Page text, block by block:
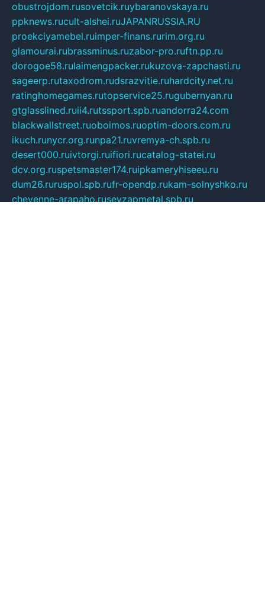
obustrojdom.rusovetcik.ruybaranovskaya.ru
ppknews.rucult-alshei.ruJAPANRUSSIA.RU
proekciyamebel.ruimper-finans.rurim.org.ru
glamourai.rubrassminus.ruzabor-pro.ruftn.pp.ru
dorogoe58.rulaimengpacker.rukuzova-zapchasti.ru
sageerp.rutaxodrom.rudsrazvitie.ruhardcity.net.ru
ratinghomegames.rutopservice25.rugubernyan.ru
gtglasslined.ruii4.rutssport.spb.ruandorra24.com
blackwallstreet.ruoboimos.ruoptim-doors.com.ru
ikuch.runycr.org.runpa21.ruvremya-ch.spb.ru
desert000.ruivtorgi.ruifiori.rucatalog-statei.ru
dcv.org.ruspetsmaster174.ruipkameryhiseeu.ru
dum26.ruruspol.spb.rufr-opendp.rukam-solnyshko.ru
cheyenne-arapaho.rusevzapmetal.spb.ru